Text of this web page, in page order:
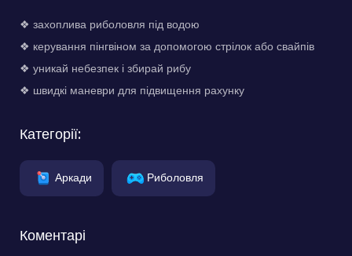
❖ захоплива риболовля під водою
❖ керування пінгвіном за допомогою стрілок або свайпів
❖ уникай небезпек і збирай рибу
❖ швидкі маневри для підвищення рахунку
Категорії:
Аркади Риболовля
Коментарі